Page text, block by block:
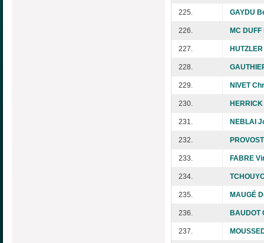
225. GAYDU
226. MC
227.
228.
229. NIVET
230.
231. NEBLAI
232.
233. FABRE
234.
235. MAUGÉ
236. BAUDOT
237.